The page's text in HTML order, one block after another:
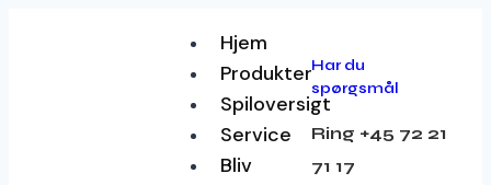
Hjem
Produkter
Spiloversigt
Service
Bliv
Har du
spørgsmål
Ring +45 72 21
71 17